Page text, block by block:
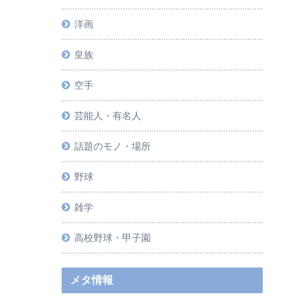
洋画
皇族
空手
芸能人・有名人
話題のモノ・場所
野球
雑学
高校野球・甲子園
メタ情報